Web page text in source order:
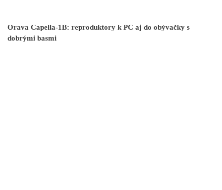
Orava Capella-1B: reproduktory k PC aj do obývačky s
dobrými basmi